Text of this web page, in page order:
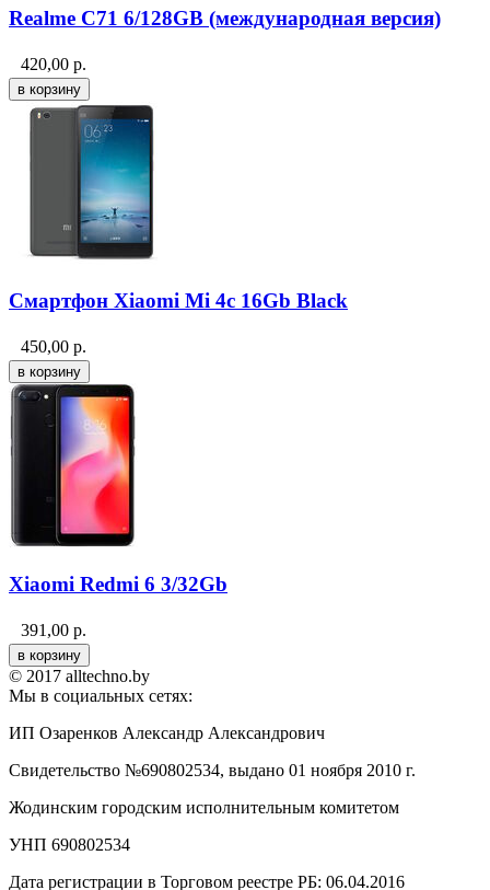
Realme C71 6/128GB (международная версия)
420,00 р.
Смартфон Xiaomi Mi 4c 16Gb Black
450,00 р.
Xiaomi Redmi 6 3/32Gb
391,00 р.
© 2017 alltechno.by
Мы в социальных сетях:
ИП Озаренков Александр Александрович
Свидетельство №690802534, выдано 01 ноября 2010 г.
Жодинским городским исполнительным комитетом
УНП 690802534
Дата регистрации в Торговом реестре РБ: 06.04.2016